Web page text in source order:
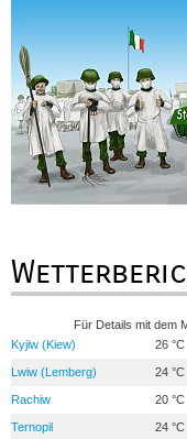
Für Details mit dem
Kyjiw (Kiew)
26 °C
Lwiw (Lemberg) 24 °C
Rachiw 20 °C
Ternopil 24 °C